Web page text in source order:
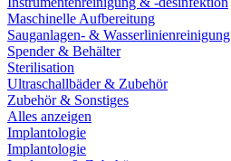
Maschinelle Aufbereitung
Sauganlagen- & Wasserlinienreinigung
Spender & Behälter
Sterilisation
Ultraschallbäder & Zubehör
Zubehör & Sonstiges
Alles anzeigen
Implantologie
Implantologie